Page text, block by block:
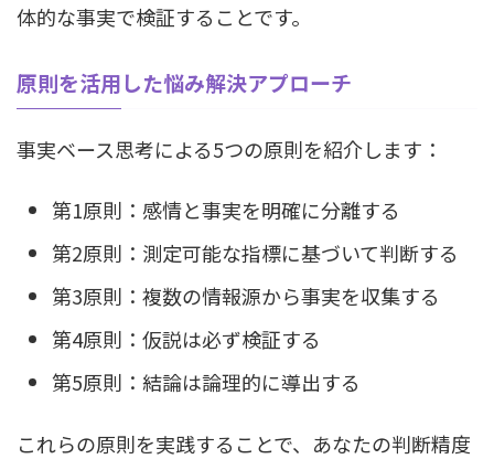
体的な事実で検証することです。
原則を活用した悩み解決アプローチ
事実ベース思考による5つの原則を紹介します：
第1原則：感情と事実を明確に分離する
第2原則：測定可能な指標に基づいて判断する
第3原則：複数の情報源から事実を収集する
第4原則：仮説は必ず検証する
第5原則：結論は論理的に導出する
これらの原則を実践することで、あなたの判断精度